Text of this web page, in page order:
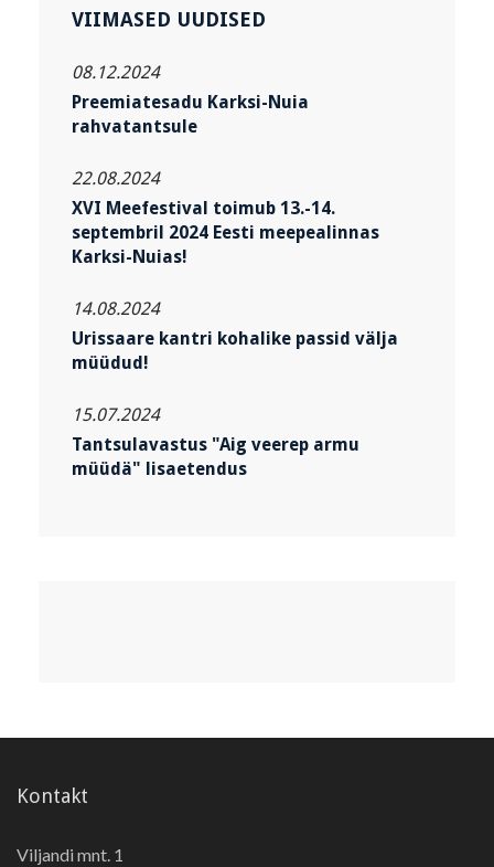
VIIMASED UUDISED
08.12.2024
Preemiatesadu Karksi-Nuia
rahvatantsule
22.08.2024
XVI Meefestival toimub 13.-14.
septembril 2024 Eesti meepealinnas
Karksi-Nuias!
14.08.2024
Urissaare kantri kohalike passid välja
müüdud!
15.07.2024
Tantsulavastus "Aig veerep armu
müüdä" lisaetendus
Kontakt
Viljandi mnt. 1